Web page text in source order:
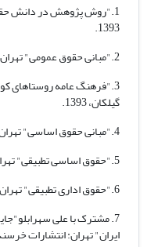
1."روش پژوهش در دانش
1393.
2."مبانی حقوق عمومی" تهران: نشر دادگستر، 1393.
3."فرهنگ عامه روستاهای
گیلکان، 1393.
4."مبانی حقوق اساسی" تهران: انتشارات جنگل، 1393.
5."حقوق اساسی تطبیقی" تهران: نشر دادگستر، 1394.
6."حقوق اداری تطبیقی" تهران: دادگستر، 1395.
7. مشترک با علی
ایران" تهران: انتشارات خرسندی،